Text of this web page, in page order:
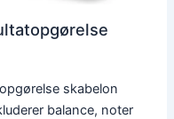
skabelon
balance, noter